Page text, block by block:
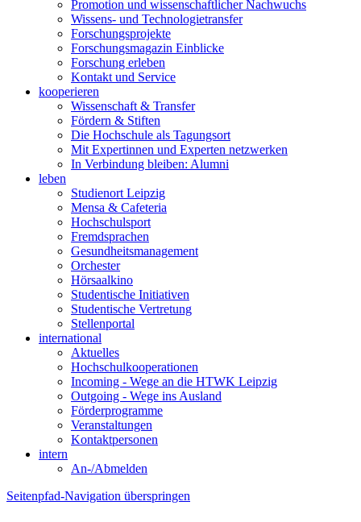
Promotion und wissenschaftlicher Nachwuchs
Wissens- und Technologietransfer
Forschungsprojekte
Forschungsmagazin Einblicke
Forschung erleben
Kontakt und Service
kooperieren
Wissenschaft & Transfer
Fördern & Stiften
Die Hochschule als Tagungsort
Mit Expertinnen und Experten netzwerken
In Verbindung bleiben: Alumni
leben
Studienort Leipzig
Mensa & Cafeteria
Hochschulsport
Fremdsprachen
Gesundheitsmanagement
Orchester
Hörsaalkino
Studentische Initiativen
Studentische Vertretung
Stellenportal
international
Aktuelles
Hochschulkooperationen
Incoming - Wege an die HTWK Leipzig
Outgoing - Wege ins Ausland
Förderprogramme
Veranstaltungen
Kontaktpersonen
intern
An-/Abmelden
Seitenpfad-Navigation überspringen